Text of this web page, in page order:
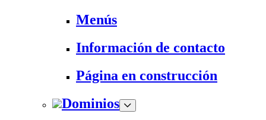
Menús
Información de contacto
Página en construcción
Dominios